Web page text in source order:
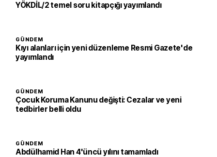
YÖKDİL/2 temel soru kitapçığı yayımlandı
GÜNDEM
Kıyı alanları için yeni düzenleme Resmi Gazete'de
yayımlandı
GÜNDEM
Çocuk Koruma Kanunu değişti: Cezalar ve yeni
tedbirler belli oldu
GÜNDEM
Abdülhamid Han 4'üncü yılını tamamladı